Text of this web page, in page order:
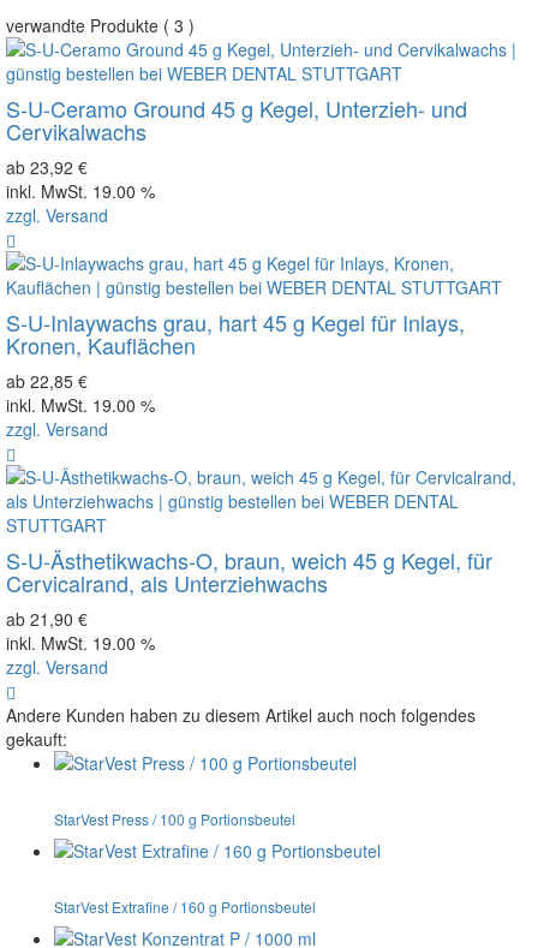
verwandte Produkte ( 3 )
S-U-Ceramo Ground 45 g Kegel, Unterzieh- und
Cervikalwachs
ab 23,92 €
inkl. MwSt. 19.00 %
zzgl. Versand
S-U-Inlaywachs grau, hart 45 g Kegel für Inlays,
Kronen, Kauflächen
ab 22,85 €
inkl. MwSt. 19.00 %
zzgl. Versand
S-U-Ästhetikwachs-O, braun, weich 45 g Kegel, für
Cervicalrand, als Unterziehwachs
ab 21,90 €
inkl. MwSt. 19.00 %
zzgl. Versand
Andere Kunden haben zu diesem Artikel auch noch folgendes
gekauft:
StarVest Press / 100 g Portionsbeutel
StarVest Extrafine / 160 g Portionsbeutel